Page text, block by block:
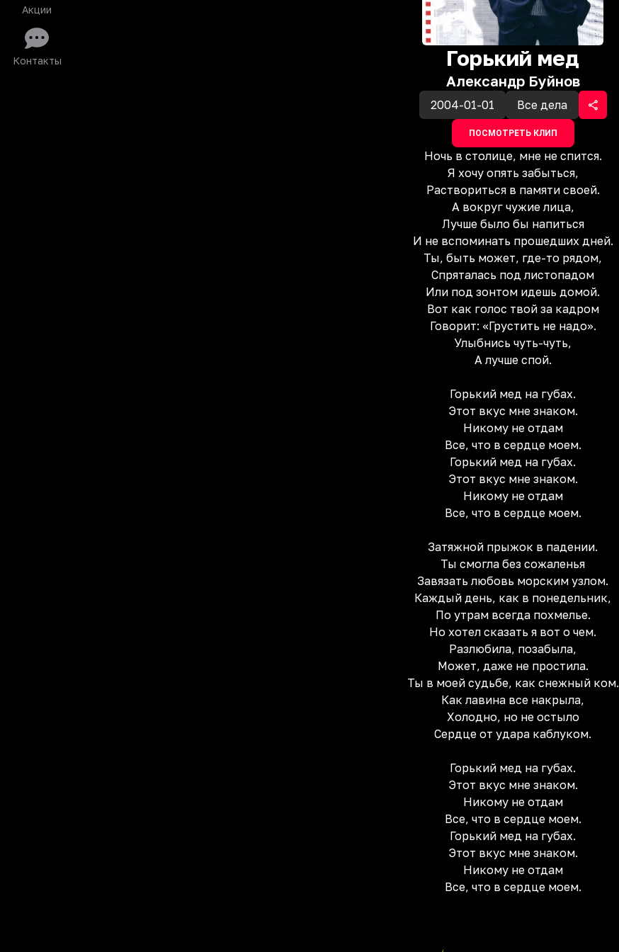
Акции
Контакты Горький мед
Александр Буйнов
2004-01-01 Все дела
ПОСМОТРЕТЬ КЛИП
Ночь в столице, мне не спится.
Я хочу опять забыться,
Раствориться в памяти своей.
А вокруг чужие лица,
Лучше было бы напиться
И не вспоминать прошедших дней.
Ты, быть может, где-то рядом,
Спряталась под листопадом
Или под зонтом идешь домой.
Вот как голос твой за кадром
Говорит: «Грустить не надо».
Улыбнись чуть-чуть,
А лучше спой.
Горький мед на губах.
Этот вкус мне знаком.
Никому не отдам
Все, что в сердце моем.
Горький мед на губах.
Этот вкус мне знаком.
Никому не отдам
Все, что в сердце моем.
Затяжной прыжок в падении.
Ты смогла без сожаленья
Завязать любовь морским узлом.
Каждый день, как в понедельник,
По утрам всегда похмелье.
Но хотел сказать я вот о чем.
Разлюбила, позабыла,
Может, даже не простила.
Ты в моей судьбе, как снежный ком.
Как лавина все накрыла,
Холодно, но не остыло
Сердце от удара каблуком.
Горький мед на губах.
Этот вкус мне знаком.
Никому не отдам
Все, что в сердце моем.
Горький мед на губах.
Этот вкус мне знаком.
Никому не отдам
Все, что в сердце моем.